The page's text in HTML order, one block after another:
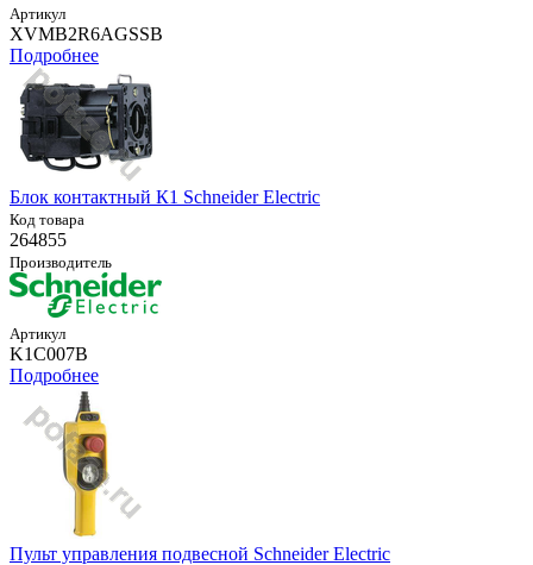
Артикул
XVMB2R6AGSSB
Подробнее
Блок контактный К1 Schneider Electric
Код товара
264855
Производитель
Артикул
K1C007B
Подробнее
Пульт управления подвесной Schneider Electric